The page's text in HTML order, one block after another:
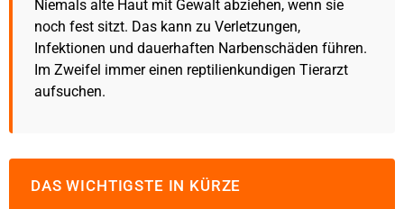
Niemals alte Haut mit Gewalt abziehen, wenn sie
noch fest sitzt. Das kann zu Verletzungen,
Infektionen und dauerhaften Narbenschäden führen.
Im Zweifel immer einen reptilienkundigen Tierarzt
aufsuchen.
DAS WICHTIGSTE IN KÜRZE